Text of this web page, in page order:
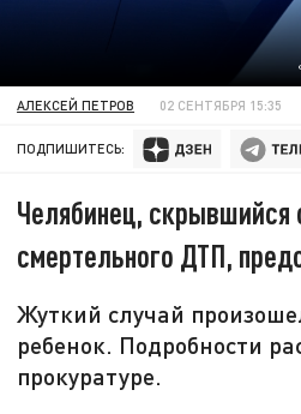
АЛЕКСЕЙ ПЕТРОВ 02 СЕНТЯБРЯ 15:35
ПОДПИШИТЕСЬ:
Челябинец, скрывшийся
смертельного ДТП,
Жуткий случай
ребенок. Подробности
прокуратуре.